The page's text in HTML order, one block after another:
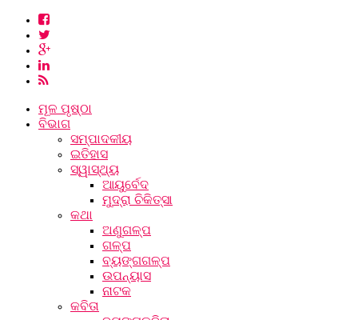
ମୂଳ ପୃଷ୍ଠା
ବିଭାଗ
ସମ୍ପାଦକୀୟ
ଇତିହାସ
ସ୍ୱାସ୍ଥ୍ୟ
ଆୟୁର୍ବେଦ
ମୁଦ୍ରା ଚିକିତ୍ସା
କଥା
ଅଣୁଗଳ୍ପ
ଗଳ୍ପ
ବ୍ୟଙ୍ଗଗଳ୍ପ
ଉପନ୍ୟାସ
ନାଟକ
କବିତା